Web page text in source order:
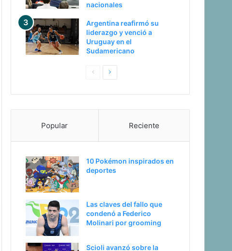
nacionales
Argentina reafirmó su
liderazgo y venció a
Uruguay en el
Sudamericano
a
n
r
i
r
e
t
á
g
n
Popular Reciente
10 Pokémon inspirados en
deportes
Las claves del fallo que
condenó a Federico
Molinari por grooming
Scioli avanzó sobre la